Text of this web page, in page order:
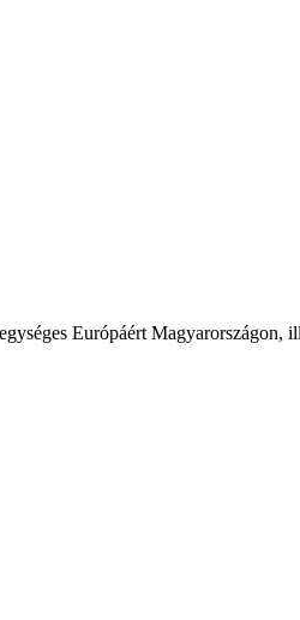
Európáért Magyarországon,